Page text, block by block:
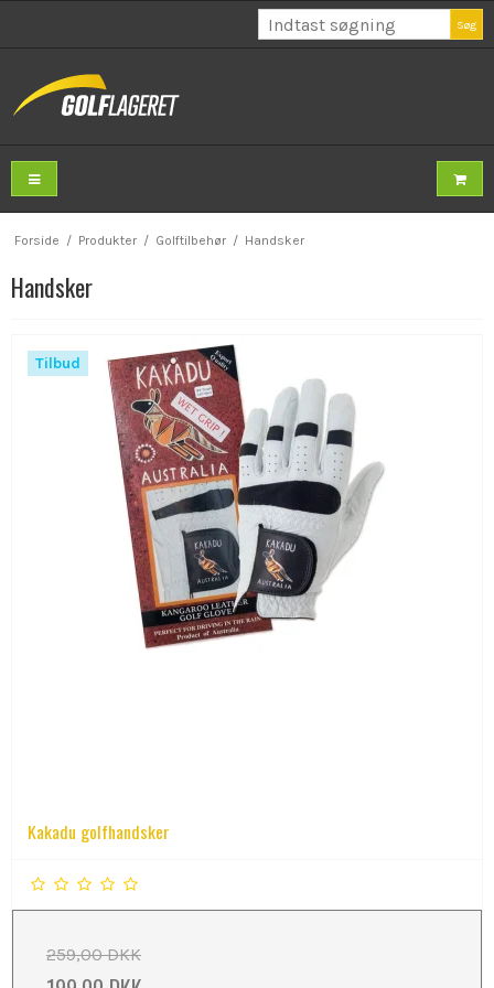
Søg
Forside / Produkter / Golftilbehør / Handsker
Handsker
Tilbud
Kakadu golfhandsker
259,00 DKK